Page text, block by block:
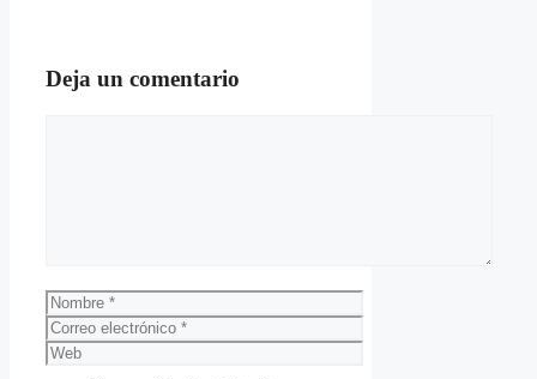
Deja un comentario
Nombre
Correo
electrónico
Web